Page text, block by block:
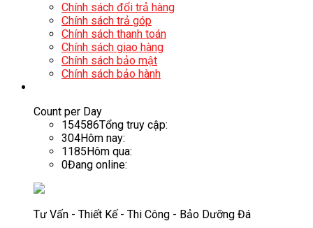
Chính sách đổi trả hàng
Chính sách trả góp
Chính sách thanh toán
Chính sách giao hàng
Chính sách bảo mật
Chính sách bảo hành
Count per Day
154586Tổng truy cập:
304Hôm nay:
1185 Hôm qua:
0Đang online:
Tư Vấn - Thiết Kế - Thi Công - Bảo Dưỡng Đá